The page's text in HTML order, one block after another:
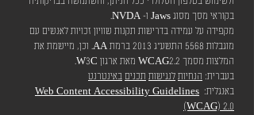
בקוראי מסך מסוג Jaws ו- NVDA.
מקפידה על עמידה בדרישות תקנות שוויון זכויות לאנשים עם
מוגבלות 5568 התשע"ג 2013 ברמת AA. וכן, מיישמת את
המלצות מסמך WCAG2.2 מאת ארגון W3C.
בעברית: הנחיות לנגישות תכנים באינטרנט
באנגלית: Web Content Accessibility Guidelines
(WCAG) 2.0